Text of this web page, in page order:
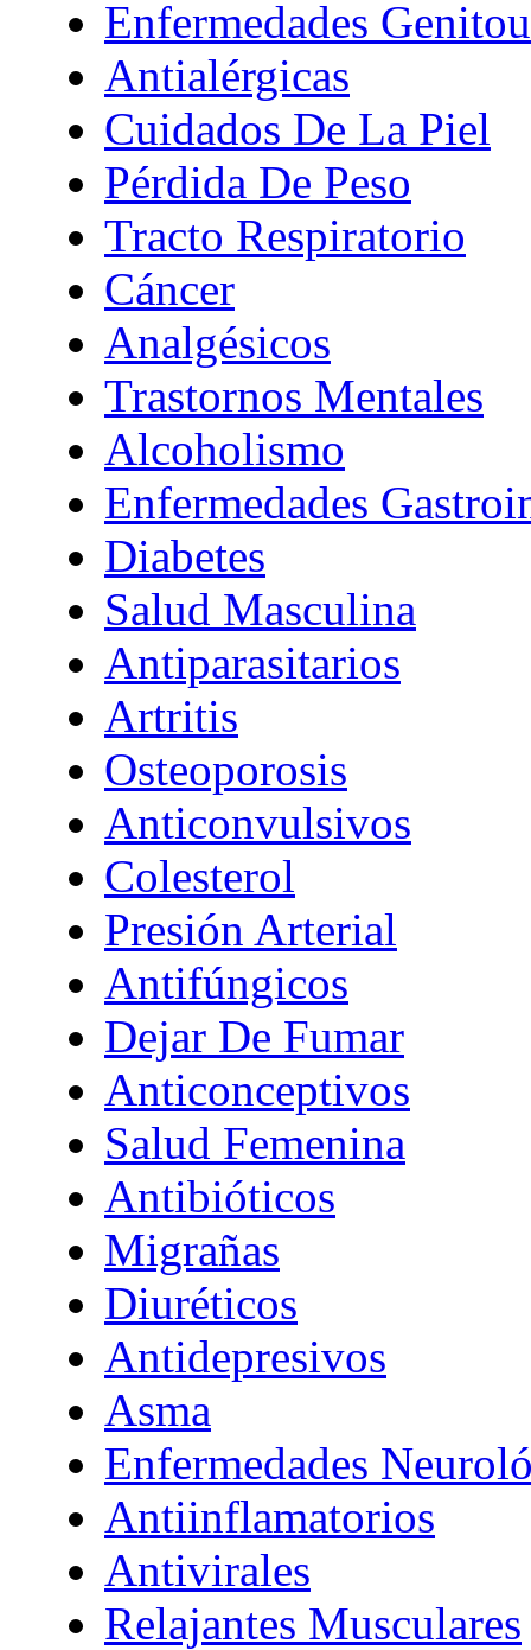
Enfermedades
Antialérgicas
Cuidados De La Piel
Pérdida De Peso
Tracto Respiratorio
Cáncer
Analgésicos
Trastornos Mentales
Alcoholismo
Enfermedades
Diabetes
Salud Masculina
Antiparasitarios
Artritis
Osteoporosis
Anticonvulsivos
Colesterol
Presión Arterial
Antifúngicos
Dejar De Fumar
Anticonceptivos
Salud Femenina
Antibióticos
Migrañas
Diuréticos
Antidepresivos
Asma
Enfermedades
Antiinflamatorios
Antivirales
Relajantes Musculares